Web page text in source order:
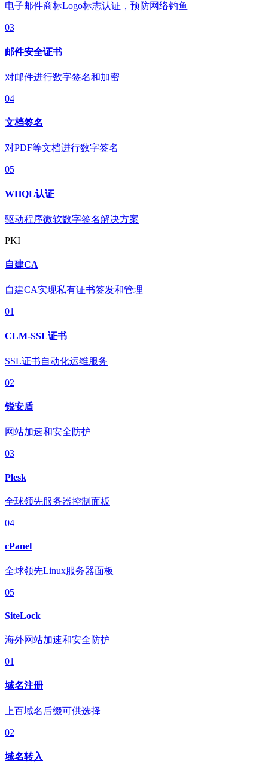
电子邮件商标Logo标志认证，预防网络钓鱼
03
邮件安全证书
对邮件进行数字签名和加密
04
文档签名
对PDF等文档进行数字签名
05
WHQL认证
驱动程序微软数字签名解决方案
PKI
自建CA
自建CA实现私有证书签发和管理
01
CLM-SSL证书
SSL证书自动化运维服务
02
锐安盾
网站加速和安全防护
03
Plesk
全球领先服务器控制面板
04
cPanel
全球领先Linux服务器面板
05
SiteLock
海外网站加速和安全防护
01
域名注册
上百域名后缀可供选择
02
域名转入